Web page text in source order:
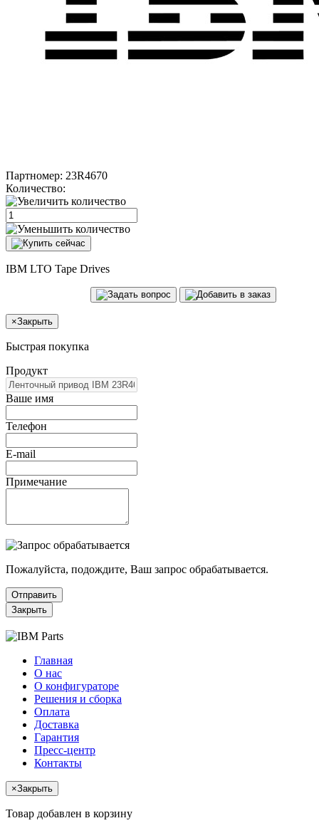
Партномер: 23R4670
Количество:
IBM LTO Tape Drives
×Закрыть
Быстрая покупка
Продукт
Ваше имя
Телефон
E-mail
Примечание
Пожалуйста, подождите, Ваш запрос обрабатывается.
Отправить
Закрыть
Главная
О нас
О конфигураторе
Решения и сборка
Оплата
Доставка
Гарантия
Пресс-центр
Контакты
×Закрыть
Товар добавлен в корзину